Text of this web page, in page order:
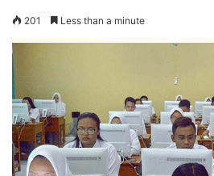
201 Less than a minute